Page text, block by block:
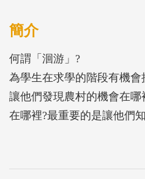
簡介
何謂「洄游」?
為學生在求學的階段有機會
讓他們發現農村的機會在
在哪裡?最重要的是讓他們
裡?以後不論他們在就學、
洄游農村計畫是希望學生